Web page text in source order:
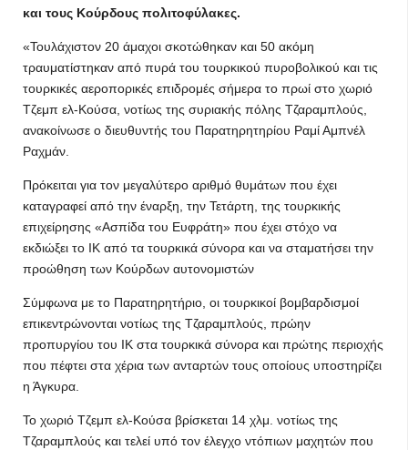
και τους Κούρδους πολιτοφύλακες.
«Τουλάχιστον 20 άμαχοι σκοτώθηκαν και 50 ακόμη
τραυματίστηκαν από πυρά του τουρκικού πυροβολικού και τις
τουρκικές αεροπορικές επιδρομές σήμερα το πρωί στο χωριό
Τζεμπ ελ-Κούσα, νοτίως της συριακής πόλης Τζαραμπλούς,
ανακοίνωσε ο διευθυντής του Παρατηρητηρίου Ραμί Αμπνέλ
Ραχμάν.
Πρόκειται για τον μεγαλύτερο αριθμό θυμάτων που έχει
καταγραφεί από την έναρξη, την Τετάρτη, της τουρκικής
επιχείρησης «Ασπίδα του Ευφράτη» που έχει στόχο να
εκδιώξει το ΙΚ από τα τουρκικά σύνορα και να σταματήσει την
προώθηση των Κούρδων αυτονομιστών
Σύμφωνα με το Παρατηρητήριο, οι τουρκικοί βομβαρδισμοί
επικεντρώνονται νοτίως της Τζαραμπλούς, πρώην
προπυργίου του ΙΚ στα τουρκικά σύνορα και πρώτης περιοχής
που πέφτει στα χέρια των ανταρτών τους οποίους υποστηρίζει
η Άγκυρα.
Το χωριό Τζεμπ ελ-Κούσα βρίσκεται 14 χλμ. νοτίως της
Τζαραμπλούς και τελεί υπό τον έλεγχο ντόπιων μαχητών που